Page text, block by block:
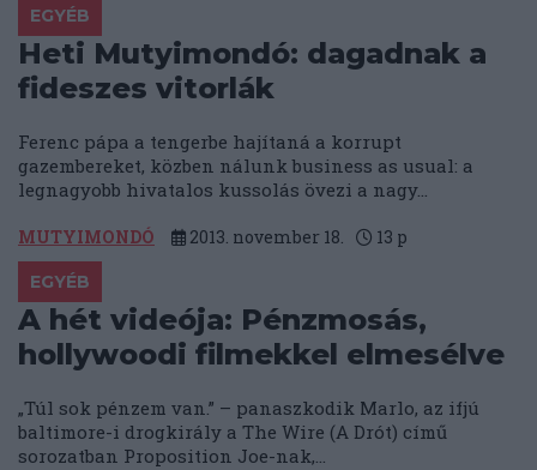
EGYÉB
Heti Mutyimondó: dagadnak a
fideszes vitorlák
Ferenc pápa a tengerbe hajítaná a korrupt
gazembereket, közben nálunk business as usual: a
legnagyobb hivatalos kussolás övezi a nagy...
MUTYIMONDÓ 2013. november 18. 13 p
EGYÉB
A hét videója: Pénzmosás,
hollywoodi filmekkel elmesélve
„Túl sok pénzem van.” – panaszkodik Marlo, az ifjú
baltimore-i drogkirály a The Wire (A Drót) című
sorozatban Proposition Joe-nak,...